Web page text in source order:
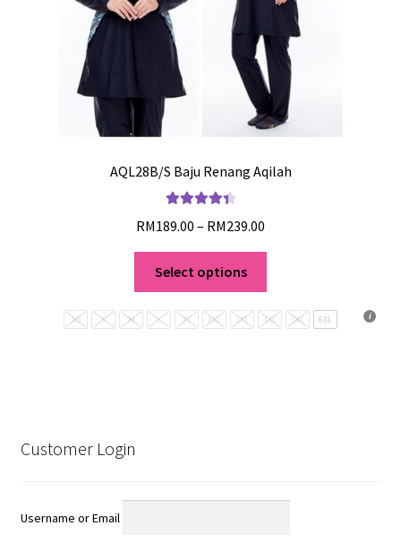
AQL28B/S Baju Renang Aqilah
RM189.00 – RM239.00
Select options
XS S M L XL XXL 3XL 4XL 5XL 6XL
Customer Login
Username or Email